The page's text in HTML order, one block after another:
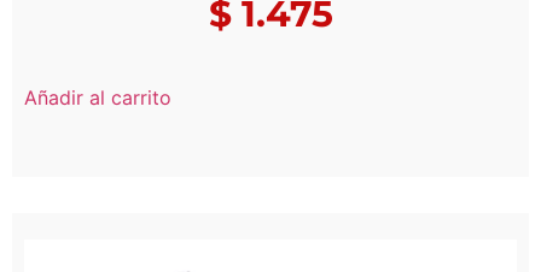
$1.475
Añadir al carrito